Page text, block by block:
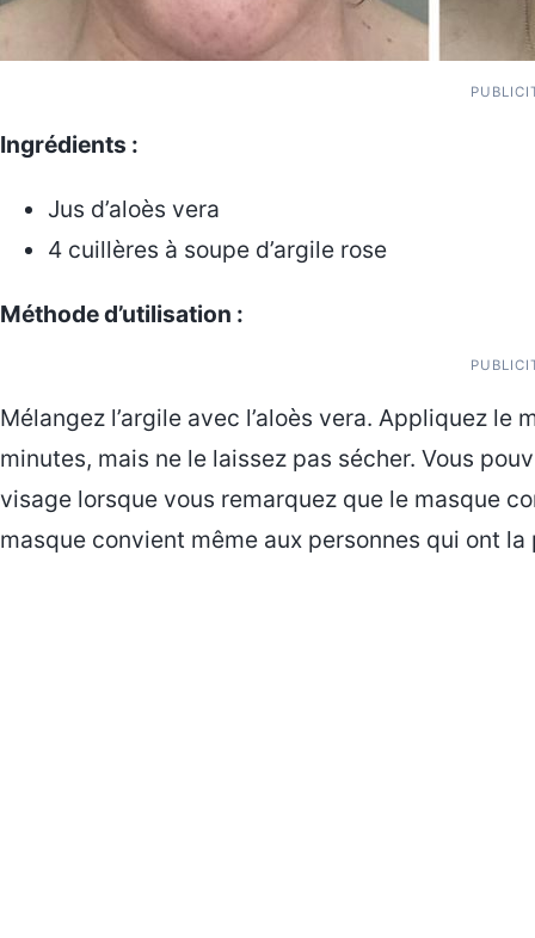
Ingrédients :
Jus d’aloès vera
4 cuillères à soupe d’argile rose
Méthode d’utilisation :
Mélangez l’argile avec l’aloès vera. Appliquez le
minutes, mais ne le laissez pas sécher. Vous
visage lorsque vous remarquez que le masque
masque convient même aux personnes qui ont la